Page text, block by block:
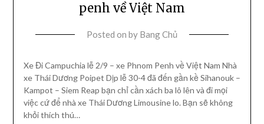
penh về Việt Nam
Posted on by Bang Chủ
Xe Đi Campuchia lễ 2/9 – xe Phnom Penh về Việt Nam Nhà
xe Thái Dương Poipet Dịp lễ 30-4 đã đến gần kề Sihanouk –
Kampot – Siem Reap bạn chỉ cần xách ba lô lên và đi mọi
việc cứ để nhà xe Thái Dương Limousine lo. Bạn sẽ không
khỏi thích thú…